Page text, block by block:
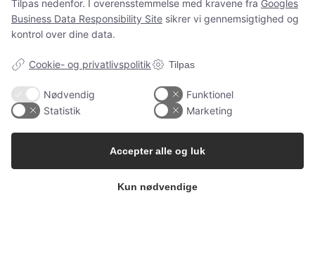
ms@babygarderoben.dk
Kærlige hilsner fra Mette fra Babygarderoben
Tilpas nedenfor. I overensstemmelse med kravene fra Googles
Business Data Responsibility Site sikrer vi gennemsigtighed og
kontrol over dine data.
Cookie- og privatlivspolitik Tilpas
Nødvendig
Funktionel
Statistik
Marketing
Kun nødvendige
Accepter alle og luk